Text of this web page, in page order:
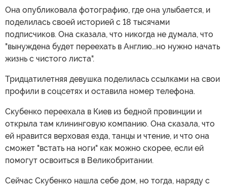
Она опубликовала фотографию, где она улыбается, и
поделилась своей историей с 18 тысячами
подписчиков. Она сказала, что никогда не думала, что
"вынуждена будет переехать в Англию…но нужно начать
жизнь с чистого листа".
Тридцатилетняя девушка поделилась ссылками на свои
профили в соцсетях и оставила номер телефона.
Скубенко переехала в Киев из бедной провинции и
открыла там клининговую компанию. Она сказала, что
ей нравится верховая езда, танцы и чтение, и что она
сможет "встать на ноги" как можно скорее, если ей
помогут освоиться в Великобритании.
Сейчас Скубенко нашла себе дом, но тогда, наряду с